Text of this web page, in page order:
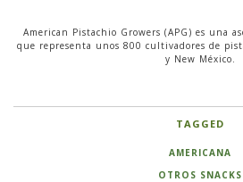
American Pistachio Growers (APG) es una
que representa unos 800 cultivadores de
y New México.
TAGGED
AMERICANA
OTROS SNACKS